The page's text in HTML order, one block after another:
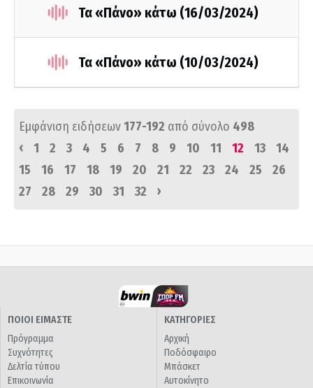
Τα «Πάνο» κάτω (16/03/2024)
Τα «Πάνο» κάτω (10/03/2024)
Εμφάνιση ειδήσεων177-192 από σύνολο 498
‹
1 2 3 4 5 6 7 8 9 10 11 12 13
14
15
16 17 18 19 20 21 22 23 24 25
26
27
28 29 30 31 32 ›
ΠΟΙΟΙ ΕΙΜΑΣΤΕ
Πρόγραμμα
Συχνότητες
Δελτία τύπου
Επικοινωνία
ΚΑΤΗΓΟΡΙΕΣ
Αρχική
Ποδόσφαιρο
Μπάσκετ
Αυτοκίνητο